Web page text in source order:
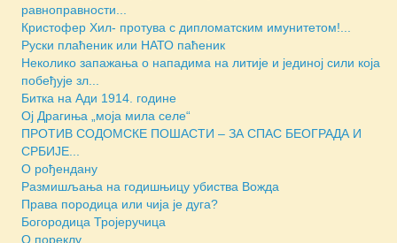
равноправности...
Кристофер Хил- протува с дипломатским имунитетом!...
Руски плаћеник или НАТО паћеник
Неколико запажања о нападима на литије и јединој сили која
побеђује зл...
Битка на Ади 1914. године
Ој Драгиња „моја мила селе“
ПРОТИВ СОДОМСКЕ ПОШАСТИ – ЗА СПАС БЕОГРАДА И
СРБИЈЕ...
О рођендану
Размишљања на годишњицу убиства Вожда
Права породица или чија је дуга?
Богородица Тројеручица
О пореклу